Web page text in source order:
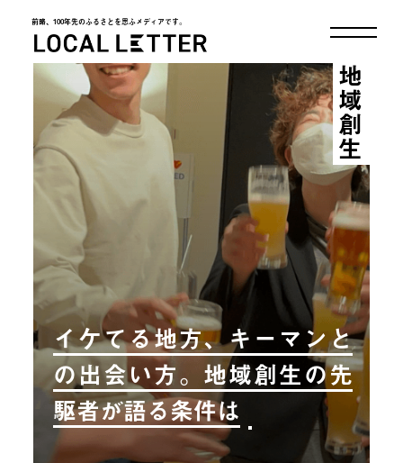
前略、100年先のふるさとを思ふメディアです。
LOCAL LETTER
イケてる地方、キーマンと
の出会い方。地域創生の先
駆者が語る条件は
地域創生